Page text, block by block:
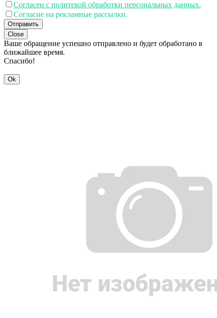
Согласен с политекой обработки персональных данных.
Согласие на рекламные рассылки.
Отправить
Close
Ваше обращение успешно отправлено и будет обработано в
ближайшее время.
Спасибо!
Ok